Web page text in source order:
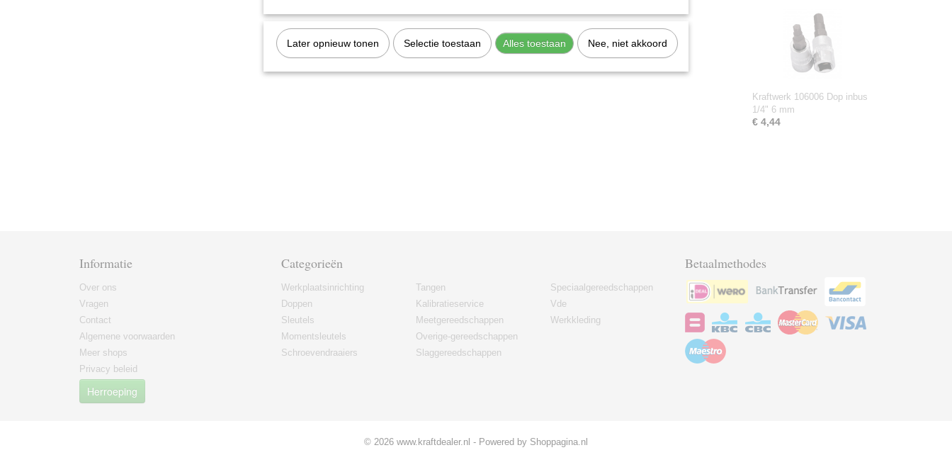
Kraftwerk 106006 Dop inbus
1/4" 6 mm
€ 4,44
Informatie
Over ons
Vragen
Contact
Algemene voorwaarden
Meer shops
Privacy beleid
Herroeping
Categorieën
Werkplaatsinrichting
Doppen
Sleutels
Momentsleutels
Schroevendraaiers
Tangen
Kalibratieservice
Meetgereedschappen
Overige-gereedschappen
Slaggereedschappen
Speciaalgereedschappen
Vde
Werkkleding
Betaalmethodes
© 2026 www.kraftdealer.nl - Powered by Shoppagina.nl
Later opnieuw tonen Selectie toestaan Alles toestaan Nee, niet akkoord